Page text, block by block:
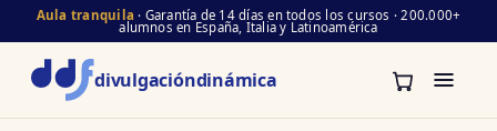
Aula tranquila · Garantía de 14 días en todos los cursos · 200.000+
alumnos en España, Italia y Latinoamérica
divulgacióndinámica